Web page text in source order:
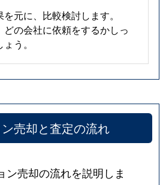
元に、比較検討します。
の会社に依頼をするかしっ
う。
売却と査定の流れ
ン売却の流れを説明しま